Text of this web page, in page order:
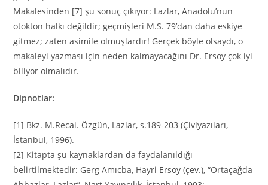
Makalesinden [7] şu sonuç çıkıyor: Lazlar, Anadolu’nun
otokton halkı değildir; geçmişleri M.S. 79’dan daha eskiye
gitmez; zaten asimile olmuşlardır! Gerçek böyle olsaydı, o
makaleyi yazması için neden kalmayacağını Dr. Ersoy çok iyi
biliyor olmalıdır.
Dipnotlar:
[1] Bkz. M.Recai. Özgün, Lazlar, s.189-203 (Çiviyazıları,
İstanbul, 1996).
[2] Kitapta şu kaynaklardan da faydalanıldığı
belirtilmektedir: Gerg Amıcba, Hayri Ersoy (çev.), “Ortaçağda